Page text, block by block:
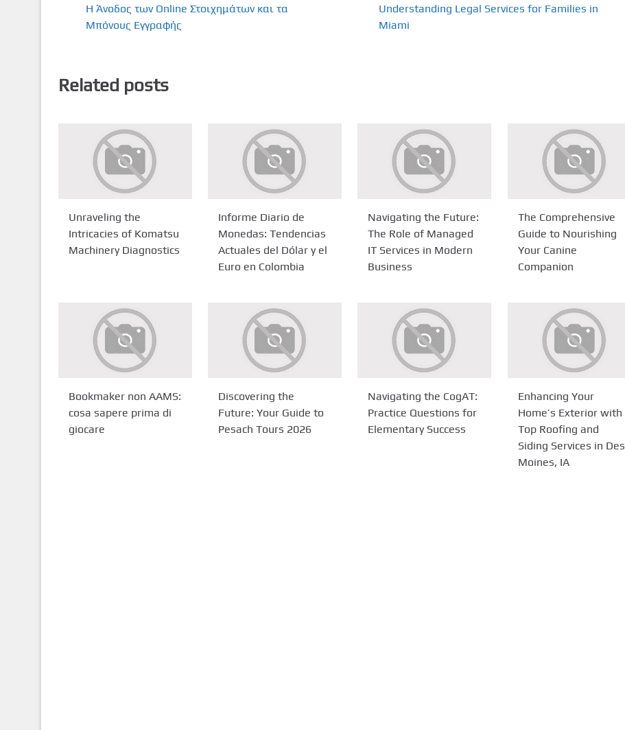
Η Άνοδος των Online Στοιχημάτων και τα
Μπόνους Εγγραφής
Understanding Legal Services for Families in
Miami
Related posts
Unraveling the
Intricacies of Komatsu
Machinery Diagnostics
Informe Diario de
Monedas: Tendencias
Actuales del Dólar y el
Euro en Colombia
Navigating the Future:
The Role of Managed
IT Services in Modern
Business
The Comprehensive
Guide to Nourishing
Your Canine
Companion
Bookmaker non AAMS:
cosa sapere prima di
giocare
Discovering the
Future: Your Guide to
Pesach Tours 2026
Navigating the CogAT:
Practice Questions for
Elementary Success
Enhancing Your
Home’s Exterior with
Top Roofing and
Siding Services in Des
Moines, IA